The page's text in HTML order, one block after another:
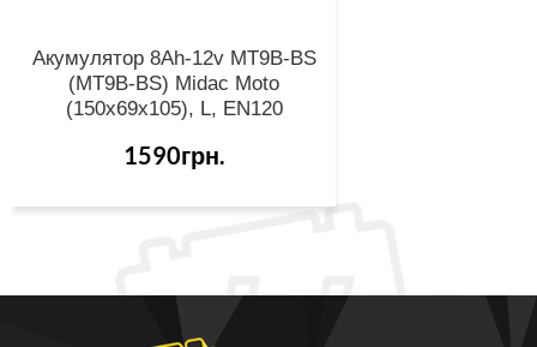
Акумулятор 8Ah-12v MT9B-BS
(MT9B-BS) Midac Moto
(150х69х105), L, EN120
1590грн.